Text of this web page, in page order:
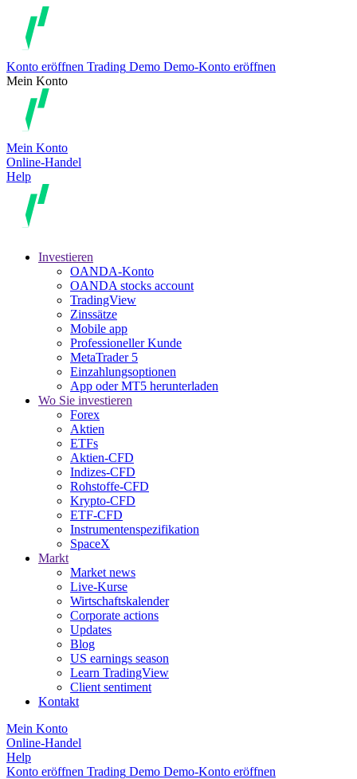
Konto eröffnen Trading Demo Demo-Konto eröffnen
Mein Konto
Mein Konto
Online-Handel
Help
Investieren
OANDA-Konto
OANDA stocks account
TradingView
Zinssätze
Mobile app
Professioneller Kunde
MetaTrader 5
Einzahlungsoptionen
App oder MT5 herunterladen
Wo Sie investieren
Forex
Aktien
ETFs
Aktien-CFD
Indizes-CFD
Rohstoffe-CFD
Krypto-CFD
ETF-CFD
Instrumentenspezifikation
SpaceX
Markt
Market news
Live-Kurse
Wirtschaftskalender
Corporate actions
Updates
Blog
US earnings season
Learn TradingView
Client sentiment
Kontakt
Mein Konto
Online-Handel
Help
Konto eröffnen Trading Demo Demo-Konto eröffnen